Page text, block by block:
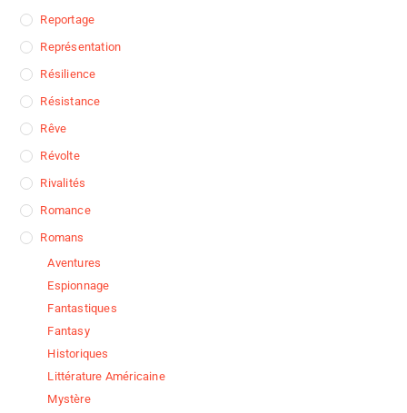
Reportage
Représentation
Résilience
Résistance
Rêve
Révolte
Rivalités
Romance
Romans
Aventures
Espionnage
Fantastiques
Fantasy
Historiques
Littérature Américaine
Mystère